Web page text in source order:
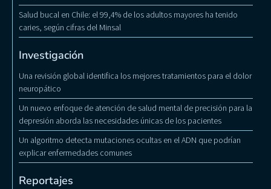
Salud bucal en Chile: el 99,4% de los adultos mayores ha tenido
caries, según cifras del Minsal
Investigación
Una revisión global identifica los mejores tratamientos para el dolor
neuropático
Un nuevo enfoque de atención de salud mental de precisión para la
depresión aborda las necesidades únicas de los pacientes
Un algoritmo detecta mutaciones ocultas en el ADN que podrían
explicar enfermedades comunes
Reportajes